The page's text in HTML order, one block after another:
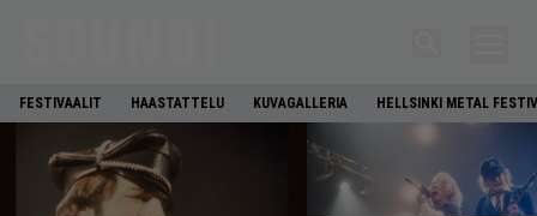
FESTIVAALIT HAASTATTELU KUVAGALLERIA HELLSINKI METAL